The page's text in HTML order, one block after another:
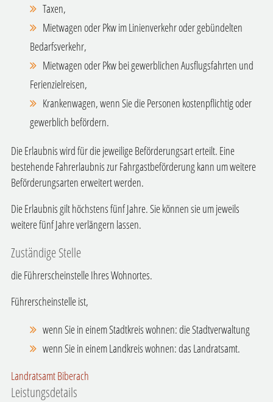
Taxen,
Mietwagen oder Pkw im Linienverkehr oder gebündelten
Bedarfsverkehr,
Mietwagen oder Pkw bei gewerblichen Ausflugsfahrten und
Ferienzielreisen,
Krankenwagen, wenn Sie die Personen kostenpflichtig oder
gewerblich befördern.
Die Erlaubnis wird für die jeweilige Beförderungsart erteilt. Eine
bestehende Fahrerlaubnis zur Fahrgastbeförderung kann um weitere
Beförderungsarten erweitert werden.
Die Erlaubnis gilt höchstens fünf Jahre. Sie können sie um jeweils
weitere fünf Jahre verlängern lassen.
Zuständige Stelle
die Führerscheinstelle Ihres Wohnortes.
Führerscheinstelle ist,
wenn Sie in einem Stadtkreis wohnen: die Stadtverwaltung
wenn Sie in einem Landkreis wohnen: das Landratsamt.
Landratsamt Biberach
Leistungsdetails